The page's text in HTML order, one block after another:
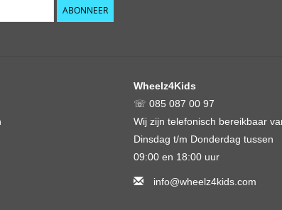
ABONNEER
Wheelz4Kids
☏ 085 087 00 97
Wij zijn telefonisch bereikbaar
Dinsdag t/m Donderdag tussen
09:00 en 18:00 uur
info@wheelz4kids.com